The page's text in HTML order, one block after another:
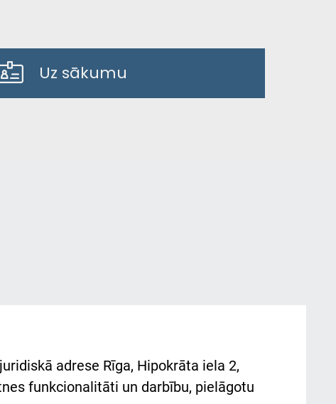
Uz sākumu
adrese Rīga, Hipokrāta iela 2,
funkcionalitāti un darbību, pielāgotu